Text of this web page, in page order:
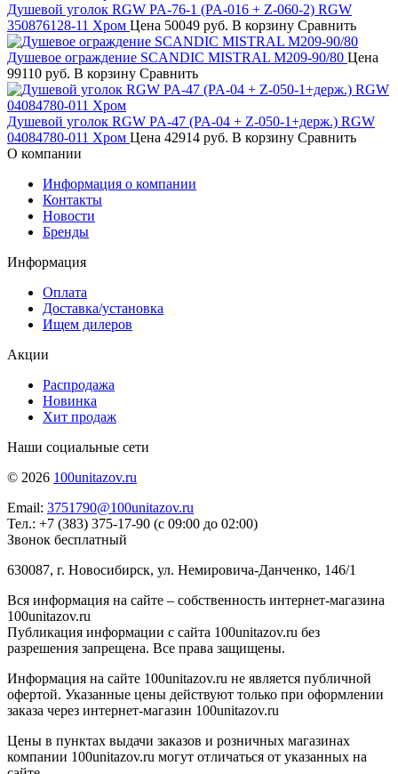
Душевой уголок RGW PA-76-1 (PA-016 + Z-060-2) RGW
350876128-11 Хром Цена 50049 руб. В корзину Сравнить
Душевое ограждение SCANDIC MISTRAL M209-90/80 Цена
99110 руб. В корзину Сравнить
Душевой уголок RGW PA-47 (PA-04 + Z-050-1+держ.) RGW
04084780-011 Хром Цена 42914 руб. В корзину Сравнить
О компании
Информация о компании
Контакты
Новости
Бренды
Информация
Оплата
Доставка/установка
Ищем дилеров
Акции
Распродажа
Новинка
Хит продаж
Наши социальные сети
© 2026 100unitazov.ru
Email: 3751790@100unitazov.ru
Тел.: +7 (383) 375-17-90 (с 09:00 до 02:00)
Звонок бесплатный
630087, г. Новосибирск, ул. Немировича-Данченко, 146/1
Вся информация на сайте – собственность интернет-магазина
100unitazov.ru
Публикация информации с сайта 100unitazov.ru без
разрешения запрещена. Все права защищены.
Информация на сайте 100unitazov.ru не является публичной
офертой. Указанные цены действуют только при оформлении
заказа через интернет-магазин 100unitazov.ru
Цены в пунктах выдачи заказов и розничных магазинах
компании 100unitazov.ru могут отличаться от указанных на